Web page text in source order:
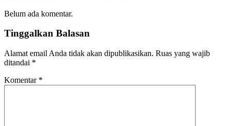
Belum ada komentar.
Tinggalkan Balasan
Alamat email Anda tidak akan dipublikasikan. Ruas yang wajib
ditandai *
Komentar *